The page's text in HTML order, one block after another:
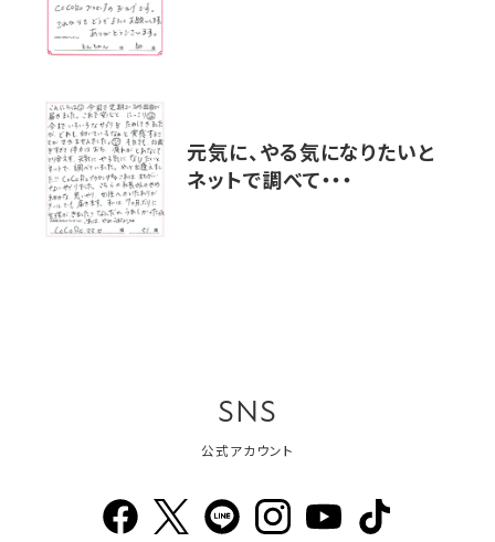
元気に、やる気になりたいと
ネットで調べて・・・
SNS
公式アカウント